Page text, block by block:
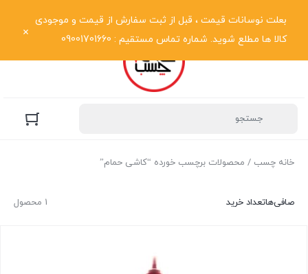
بعلت نوسانات قیمت ، قبل از ثبت سفارش از قیمت و موجودی
کالا ها مطلع شوید. شماره تماس مستقیم : 09001701660
خانه چسب / محصولات برچسب خورده “کاشی حمام”
1 محصول صافی‌هاتعداد خرید